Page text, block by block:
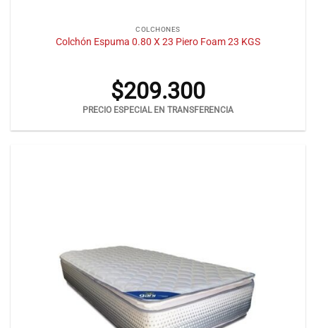
COLCHONES
Colchón Espuma 0.80 X 23 Piero Foam 23 KGS
$209.300
PRECIO ESPECIAL EN TRANSFERENCIA